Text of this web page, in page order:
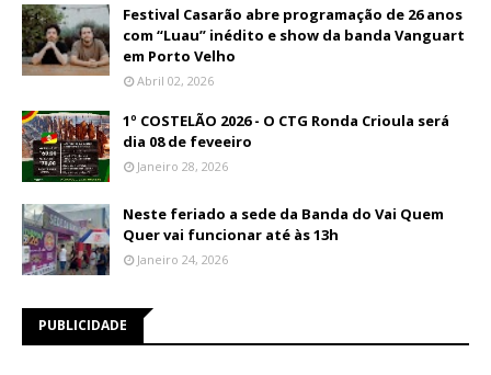
Festival Casarão abre programação de 26 anos
com “Luau” inédito e show da banda Vanguart
em Porto Velho
Abril 02, 2026
1º COSTELÃO 2026 - O CTG Ronda Crioula será
dia 08 de feveeiro
Janeiro 28, 2026
Neste feriado a sede da Banda do Vai Quem
Quer vai funcionar até às 13h
Janeiro 24, 2026
PUBLICIDADE